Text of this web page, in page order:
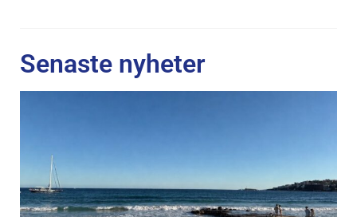
Senaste nyheter